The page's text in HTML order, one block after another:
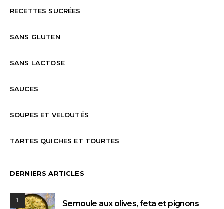
RECETTES SUCRÉES
SANS GLUTEN
SANS LACTOSE
SAUCES
SOUPES ET VELOUTÉS
TARTES QUICHES ET TOURTES
DERNIERS ARTICLES
1 Semoule aux olives, feta et pignons